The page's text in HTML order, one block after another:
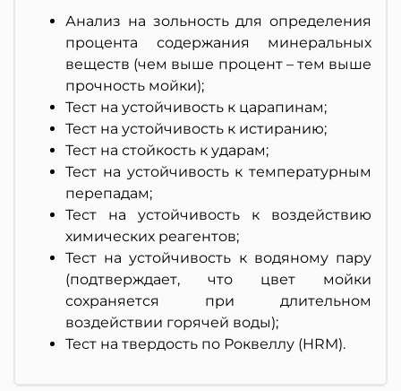
Анализ на зольность для определения
процента содержания минеральных
веществ (чем выше процент – тем выше
прочность мойки);
Тест на устойчивость к царапинам;
Тест на устойчивость к истиранию;
Тест на стойкость к ударам;
Тест на устойчивость к температурным
перепадам;
Тест на устойчивость к воздействию
химических реагентов;
Тест на устойчивость к водяному пару
(подтверждает, что цвет мойки
сохраняется при длительном
воздействии горячей воды);
Тест на твердость по Роквеллу (HRM).